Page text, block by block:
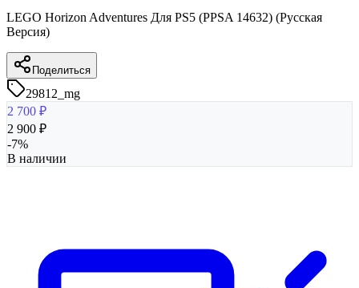
LEGO Horizon Adventures Для PS5 (PPSA 14632) (Русская
Версия)
Поделиться
29812_mg
2 700 ₽
2 900 ₽
-7%
В наличии